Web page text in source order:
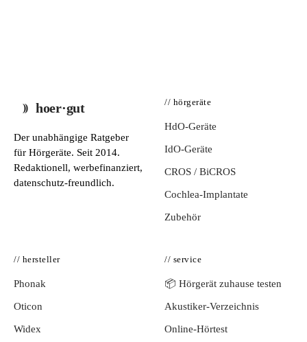
hoer·gut
Der unabhängige Ratgeber
für Hörgeräte. Seit 2014.
Redaktionell, werbefinanziert,
datenschutz-freundlich.
// hörgeräte
HdO-Geräte
IdO-Geräte
CROS / BiCROS
Cochlea-Implantate
Zubehör
// hersteller
Phonak
Oticon
Widex
// service
📦 Hörgerät zuhause testen
Akustiker-Verzeichnis
Online-Hörtest